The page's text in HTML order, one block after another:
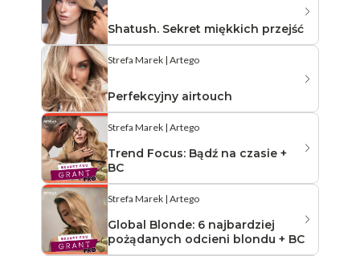
Shatush. Sekret miękkich przejść
Strefa Marek | Artego
Perfekcyjny airtouch
Strefa Marek | Artego
Trend Focus: Bądź na czasie +
BC
Strefa Marek | Artego
Global Blonde: 6 najbardziej
pożądanych odcieni blondu + BC